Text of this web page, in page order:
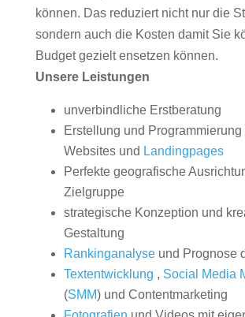
können. Das reduziert nicht nur die
sondern auch die Kosten damit Sie
Budget gezielt ensetzen können.
Unsere Leistungen
unverbindliche Erstberatung
Erstellung und Programmierung
Websites und Landingpages
Perfekte geografische
Zielgruppe
strategische Konzeption und
Gestaltung
Rankinganalyseund Prognose
Textentwicklung , Social Media
(SMM) und Contentmarketing